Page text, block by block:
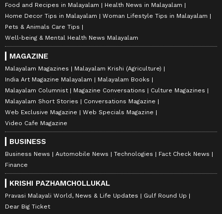
Food and Recipes in Malayalam
Health News in Malayalam
Home Decor Tips in Malayalam
Woman Lifestyle Tips in Malayalam
Pets & Animals Care Tips
Well-being & Mental Health News Malayalam
MAGAZINE
Malayalam Magazines
Malayalam Krishi (Agriculture)
India Art Magazine Malayalam
Malayalam Books
Malayalam Columnist
Magazine Conversations
Culture Magazines
Malayalam Short Stories
Conversations Magazine
Web Exclusive Magazine
Web Specials Magazine
Video Cafe Magazine
BUSINESS
Business News Automobile News Technologies
Fact Check News
Finance
KRISHI PAZHAMCHOLLUKAL
Pravasi Malayali World, News & Life Updates
Gulf Round Up
Dear Big Ticket